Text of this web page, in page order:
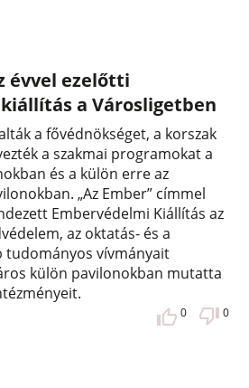
évvel ezelőtti
a Városligetben
a fővédnökséget, a korszak
a szakmai programokat a
és a külön erre az
„Az Ember” címmel
Embervédelmi Kiállítás az
az oktatás- és a
tudományos vívmányait
külön pavilonokban mutatta
0 0